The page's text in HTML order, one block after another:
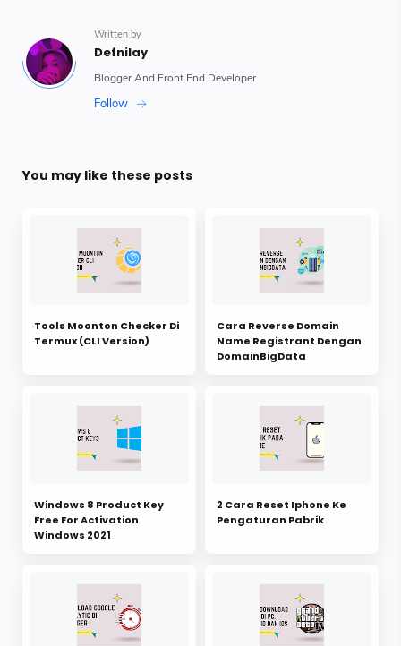
You may like these posts
Tools Moonton Checker Di
Termux (CLI Version)
Cara Reverse Domain
Name Registrant Dengan
DomainBigData
Windows 8 Product Key
Free For Activation
Windows 2021
2 Cara Reset Iphone Ke
Pengaturan Pabrik